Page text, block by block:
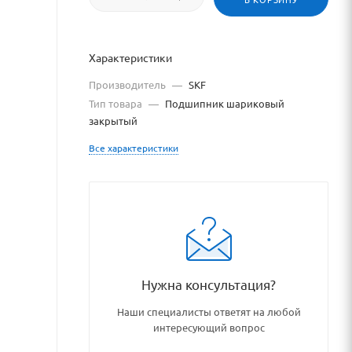
Характеристики
Производитель — SKF
Тип товара — Подшипник шариковый
закрытый
Все характеристики
Нужна консультация?
Наши специалисты ответят на любой
интересующий вопрос